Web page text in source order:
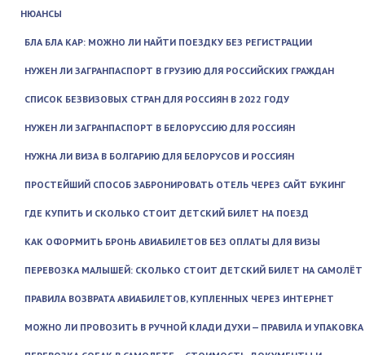
НЮАНСЫ
БЛА БЛА КАР: МОЖНО ЛИ НАЙТИ ПОЕЗДКУ БЕЗ РЕГИСТРАЦИИ
НУЖЕН ЛИ ЗАГРАНПАСПОРТ В ГРУЗИЮ ДЛЯ РОССИЙСКИХ ГРАЖДАН
СПИСОК БЕЗВИЗОВЫХ СТРАН ДЛЯ РОССИЯН В 2022 ГОДУ
НУЖЕН ЛИ ЗАГРАНПАСПОРТ В БЕЛОРУССИЮ ДЛЯ РОССИЯН
НУЖНА ЛИ ВИЗА В БОЛГАРИЮ ДЛЯ БЕЛОРУСОВ И РОССИЯН
ПРОСТЕЙШИЙ СПОСОБ ЗАБРОНИРОВАТЬ ОТЕЛЬ ЧЕРЕЗ САЙТ БУКИНГ
ГДЕ КУПИТЬ И СКОЛЬКО СТОИТ ДЕТСКИЙ БИЛЕТ НА ПОЕЗД
КАК ОФОРМИТЬ БРОНЬ АВИАБИЛЕТОВ БЕЗ ОПЛАТЫ ДЛЯ ВИЗЫ
ПЕРЕВОЗКА МАЛЫШЕЙ: СКОЛЬКО СТОИТ ДЕТСКИЙ БИЛЕТ НА САМОЛЁТ
ПРАВИЛА ВОЗВРАТА АВИАБИЛЕТОВ, КУПЛЕННЫХ ЧЕРЕЗ ИНТЕРНЕТ
МОЖНО ЛИ ПРОВОЗИТЬ В РУЧНОЙ КЛАДИ ДУХИ — ПРАВИЛА И УПАКОВКА